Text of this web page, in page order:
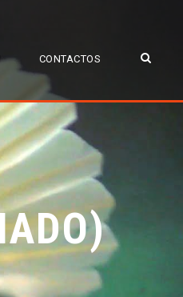
CONTACTOS